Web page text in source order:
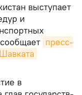
выступает
и
пресс-
в